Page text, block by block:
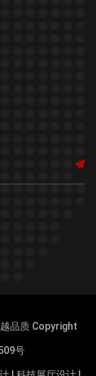
品质 Copyright
号